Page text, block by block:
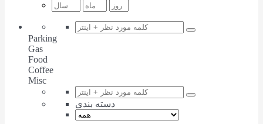
Parking
Gas
Food
Coffee
Misc
دسته بندی